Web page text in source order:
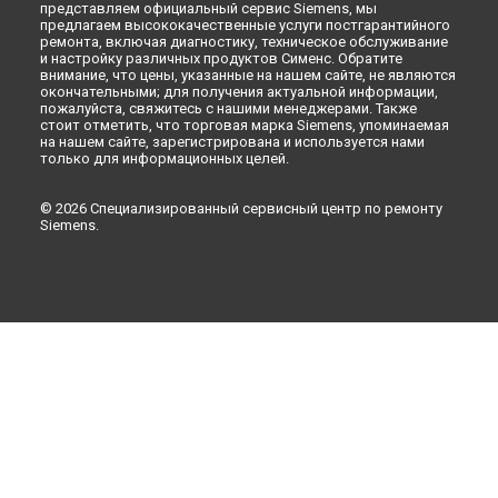
Ремонт стиральной машины WM 14S464 DN Siemens в
Новокузнецке
Ремонт стиральной машины WM 14S464 DN Siemens в
Рязани
Ремонт стиральной машины WM 14S464 DN Siemens в
Астрахани
Ремонт стиральной машины WM 14S464 DN Siemens в
Набережных Челнах
Липецке
представляем официальный сервис Siemens, мы
предлагаем высококачественные услуги постгарантийного
ремонта, включая диагностику, техническое обслуживание
и настройку различных продуктов Сименс. Обратите
внимание, что цены, указанные на нашем сайте, не являются
окончательными; для получения актуальной информации,
пожалуйста, свяжитесь с нашими менеджерами. Также
стоит отметить, что торговая марка Siemens, упоминаемая
на нашем сайте, зарегистрирована и используется нами
только для информационных целей.
© 2026 Специализированный сервисный центр по ремонту
Siemens.